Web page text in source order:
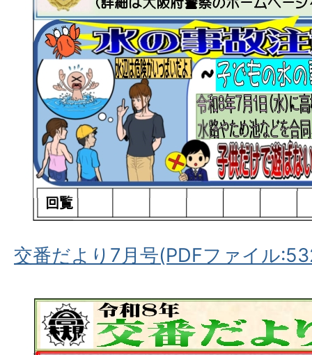
交番だより7月号(PDFファイル